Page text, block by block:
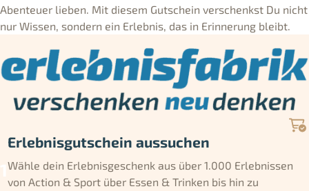
Abenteuer lieben. Mit diesem Gutschein verschenkst Du nicht
nur Wissen, sondern ein Erlebnis, das in Erinnerung bleibt.
Erlebnisgutschein aussuchen
Wähle dein Erlebnisgeschenk aus über 1.000 Erlebnissen
von Action & Sport über Essen & Trinken bis hin zu